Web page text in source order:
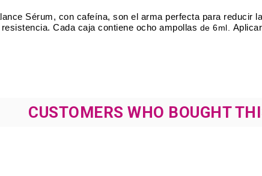
Sérum, con cafeína, son el arma perfecta para
Cada caja contiene ocho ampollas de 6ml.
CUSTOMERS WHO BOUGHT